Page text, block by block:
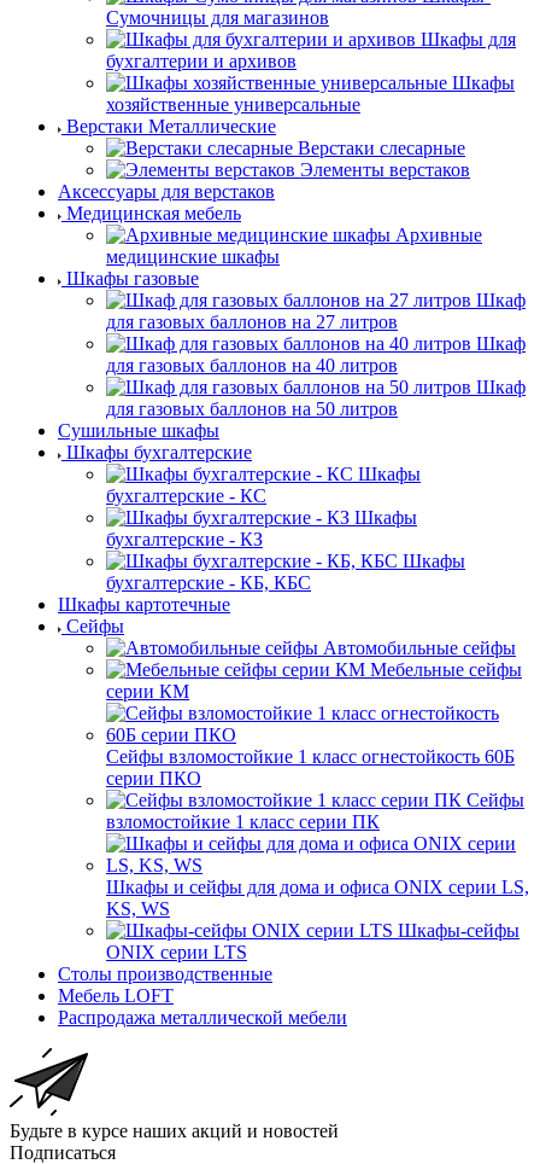
Сумочницы для магазинов
Шкафы для
бухгалтерии и архивов
Шкафы
хозяйственные универсальные
Верстаки Металлические
Верстаки слесарные
Элементы верстаков
Аксессуары для верстаков
Медицинская мебель
Архивные
медицинские шкафы
Шкафы газовые
Шкаф
для газовых баллонов на 27 литров
Шкаф
для газовых баллонов на 40 литров
Шкаф
для газовых баллонов на 50 литров
Сушильные шкафы
Шкафы бухгалтерские
Шкафы
бухгалтерские - КС
Шкафы
бухгалтерские - КЗ
Шкафы
бухгалтерские - КБ, КБС
Шкафы картотечные
Сейфы
Автомобильные сейфы
Мебельные сейфы
серии КМ
Сейфы взломостойкие 1 класс огнестойкость 60Б
серии ПКО
Сейфы
взломостойкие 1 класс серии ПК
Шкафы и сейфы для дома и офиса ONIX серии LS,
KS, WS
Шкафы-сейфы
ONIX серии LTS
Столы производственные
Мебель LOFT
Распродажа металлической мебели
Будьте в курсе наших акций и новостей
Подписаться